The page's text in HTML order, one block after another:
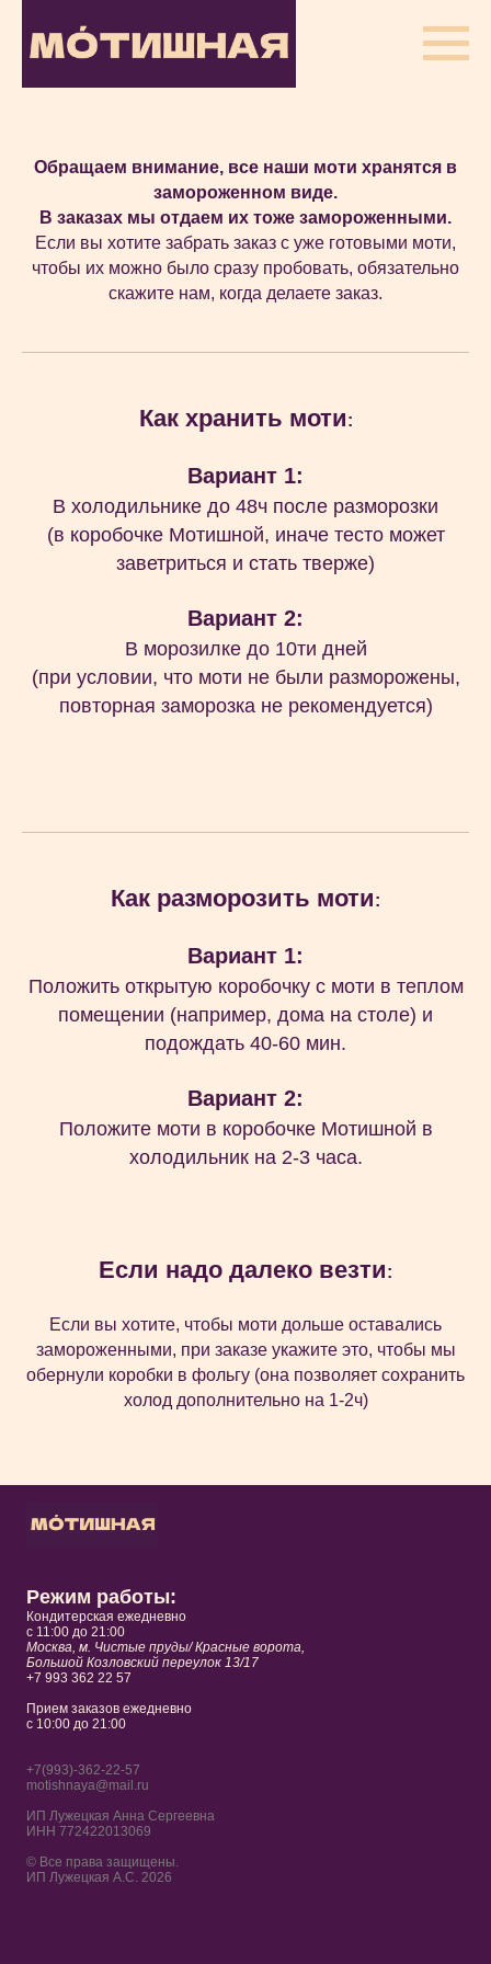
Обращаем внимание, все наши моти хранятся в
замороженном виде.
В заказах мы отдаем их тоже замороженными.
Если вы хотите забрать заказ с уже готовыми моти,
чтобы их можно было сразу пробовать, обязательно
скажите нам, когда делаете заказ.
Как хранить моти:
Вариант 1:
В холодильнике до 48ч после разморозки
(в коробочке Мотишной, иначе тесто может
заветриться и стать тверже)
Вариант 2:
В морозилке до 10ти дней
(при условии, что моти не были разморожены,
повторная заморозка не рекомендуется)
Как разморозить моти:
Вариант 1:
Положить открытую коробочку с моти в теплом
помещении (например, дома на столе) и
подождать 40-60 мин.
Вариант 2:
Положите моти в коробочке Мотишной в
холодильник на 2-3 часа.
Если надо далеко везти:
Если вы хотите, чтобы моти дольше оставались
замороженными, при заказе укажите это, чтобы мы
обернули коробки в фольгу (она позволяет сохранить
холод дополнительно на 1-2ч)
Режим работы:
Кондитерская ежедневно
с 11:00 до 21:00
Москва, м. Чистые пруды/ Красные ворота,
Большой Козловский переулок 13/17
+7 993 362 22 57
Прием заказов ежедневно
с 10:00 до 21:00
+7(993)-362-22-57
motishnaya@mail.ru
ИП Лужецкая Анна Сергеевна
ИНН 772422013069
© Все права защищены.
ИП Лужецкая А.С. 2026